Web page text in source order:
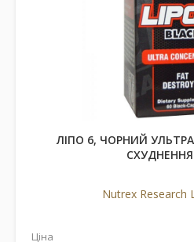
ЛІПО 6, ЧОРНИЙ
Nutrex Research
Ціна